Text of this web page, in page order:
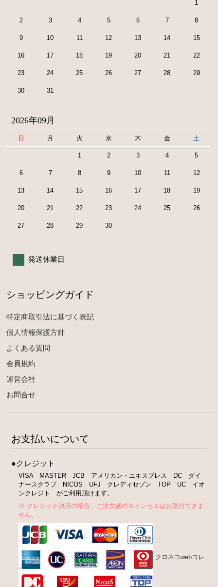
1
2 3 4 5 6 7 8
9 10 11 12 13 14 15
16 17 18 19 20 21 22
23 24 25 26 27 28 29
30 31
2026年09月
日 月 火 水 木 金 土
1 2 3 4 5
6 7 8 9 10 11 12
13 14 15 16 17 18 19
20 21 22 23 24 25 26
27 28 29 30
発送休業日
ショッピングガイド
特定商取引法に基づく表記
個人情報保護方針
よくある質問
会員規約
運営会社
お問合せ
お支払いについて
●クレジット
VISA MASTER JCB アメリカン・エキスプレス DC ダイ
ナースクラブ NICOS UFJ クレディセゾン TOP UC イオ
ンクレジト がご利用頂けます。
※ クレジット決済の場合、ご注文後のキャンセルはお受付できま
せん。
クロネコwebコレ